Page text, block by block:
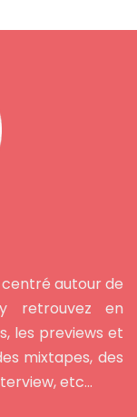
autour de
retrouvez en
les previews et
mixtapes, des
etc...